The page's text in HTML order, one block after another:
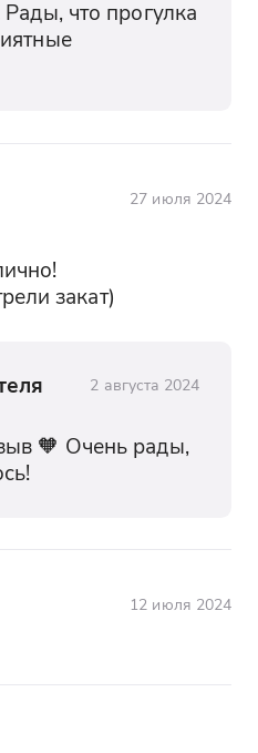
что прогулка
27 июля 2024
закат)
2 августа 2024
🧡 Очень рады,
12 июля 2024